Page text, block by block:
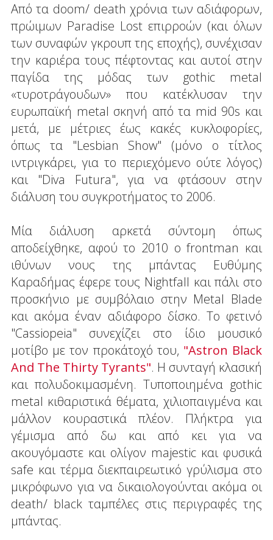
Από τα doom/ death χρόνια των αδιάφορων,
πρώιμων Paradise Lost επιρροών (και όλων
των συναφών γκρουπ της εποχής), συνέχισαν
την καριέρα τους πέφτοντας και αυτοί στην
παγίδα της μόδας των gothic metal
«τυροτράγουδων» που κατέκλυσαν την
ευρωπαϊκή metal σκηνή από τα mid 90s και
μετά, με μέτριες έως κακές κυκλοφορίες,
όπως τα "Lesbian Show" (μόνο ο τίτλος
ιντριγκάρει, για το περιεχόμενο ούτε λόγος)
και "Diva Futura", για να φτάσουν στην
διάλυση του συγκροτήματος το 2006.
Μία διάλυση αρκετά σύντομη όπως
αποδείχθηκε, αφού το 2010 ο frontman και
ιθύνων νους της μπάντας Ευθύμης
Καραδήμας έφερε τους Nightfall και πάλι στο
προσκήνιο με συμβόλαιο στην Metal Blade
και ακόμα έναν αδιάφορο δίσκο. Το φετινό
"Cassiopeia" συνεχίζει στο ίδιο μουσικό
μοτίβο με τον προκάτοχό του, "Astron Black
Αnd Τhe Thirty Tyrants". Η συνταγή κλασική
και πολυδοκιμασμένη. Τυποποιημένα gothic
metal κιθαριστικά θέματα, χιλιοπαιγμένα και
μάλλον κουραστικά πλέον. Πλήκτρα για
γέμισμα από δω και από κει για να
ακουγόμαστε και ολίγον majestic και φυσικά
safe και τέρμα διεκπαιρεωτικό γρύλισμα στο
μικρόφωνο για να δικαιολογούνται ακόμα οι
death/ black ταμπέλες στις περιγραφές της
μπάντας.